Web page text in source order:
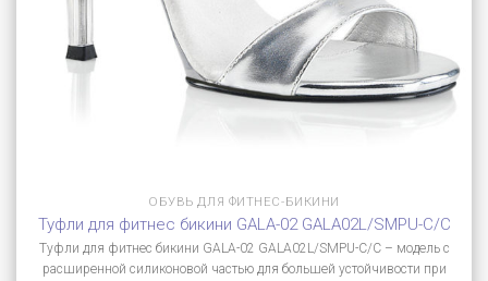
ОБУВЬ ДЛЯ ФИТНЕС-БИКИНИ
Туфли для фитнес бикини GALA-02 GALA02L/SMPU-C/C
Туфли для фитнес бикини GALA-02 GALA02L/SMPU-C/C – модель с
расширенной силиконовой частью для большей устойчивости при